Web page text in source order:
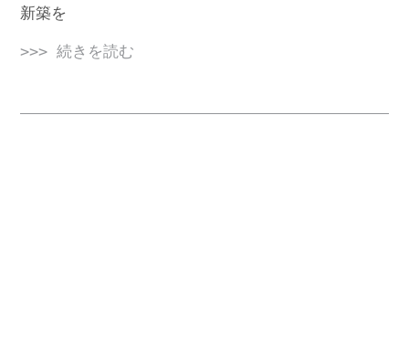
新築を
>>> 続きを読む